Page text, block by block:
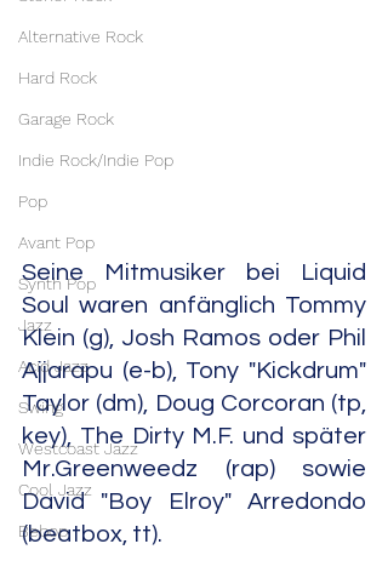
Alternative Rock
Hard Rock
Garage Rock
Indie Rock/Indie Pop
Pop
Avant Pop
Synth Pop
Jazz
Acid Jazz
Swing
Westcoast Jazz
Cool Jazz
Bebop
Seine Mitmusiker bei Liquid
Soul waren anfänglich Tommy
Klein (g), Josh Ramos oder Phil
Ajjarapu (e-b), Tony "Kickdrum"
Taylor (dm), Doug Corcoran (tp,
key), The Dirty M.F. und später
Mr.Greenweedz (rap) sowie
David "Boy Elroy" Arredondo
(beatbox, tt).